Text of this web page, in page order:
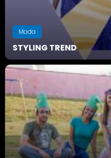
Moda
STYLING TREND